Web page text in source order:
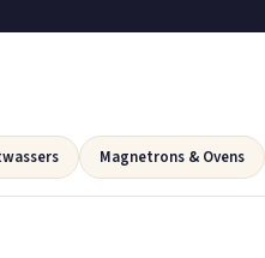
Magnetrons & Ovens